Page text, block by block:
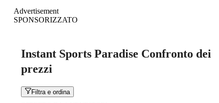
Advertisement
SPONSORIZZATO
Instant Sports Paradise Confronto dei
prezzi
Filtra e ordina